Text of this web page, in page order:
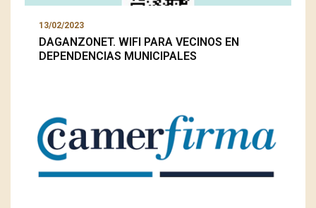
13/02/2023
DAGANZONET. WIFI PARA VECINOS EN
DEPENDENCIAS MUNICIPALES